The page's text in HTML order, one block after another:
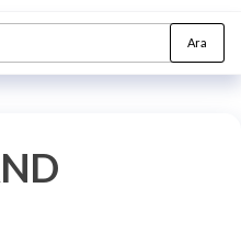
Ara